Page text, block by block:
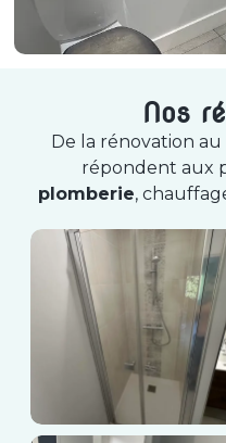
Nos
De la rénovation
répondent aux
plomberie,